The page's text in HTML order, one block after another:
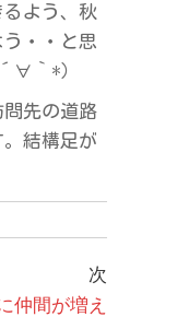
よう、秋
・・と思
｀*）
問先の道路
結構足が
次
仲間が増え